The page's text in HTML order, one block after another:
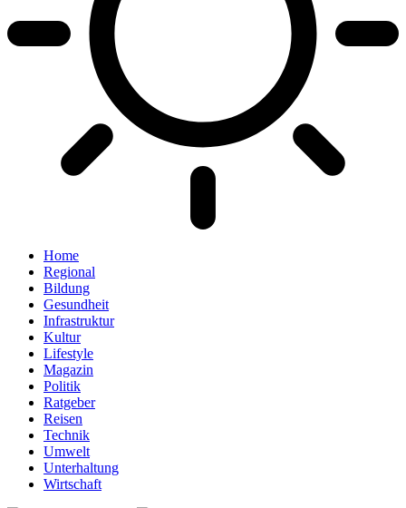
Home
Regional
Bildung
Gesundheit
Infrastruktur
Kultur
Lifestyle
Magazin
Politik
Ratgeber
Reisen
Technik
Umwelt
Unterhaltung
Wirtschaft